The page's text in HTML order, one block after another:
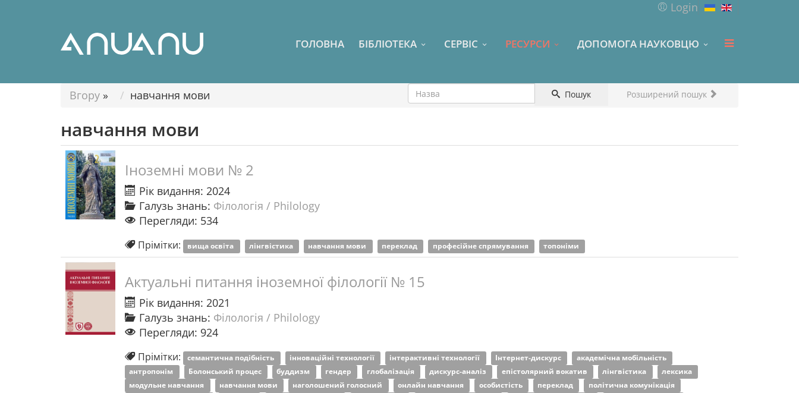
Login
ГОЛОВНА БІБЛІОТЕКА СЕРВІС РЕСУРСИ ДОПОМОГА НАУКОВЦЮ
Пошук Розширений пошук
Вгору » навчання мови
навчання мови
Іноземні мови № 2
Рік видання: 2024
Галузь знань: Філологія / Philology
Перегляди: 534
Прімітки: вища освіта лінгвістика навчання мови переклад професійне спрямування топоніми
Актуальні питання іноземної філології № 15
Рік видання: 2021
Галузь знань: Філологія / Philology
Перегляди: 924
Прімітки: семантична подібність інноваційні технології інтерактивні технології Інтернет-дискурс
академічна мобільність
антропонім
Болонський процес буддизм гендер глобалізація дискурс-аналіз епістолярний вокатив лінгвістика
лексика
модульне навчання
навчання мови наголошений голосний онлайн навчання особистість переклад
політична комунікація